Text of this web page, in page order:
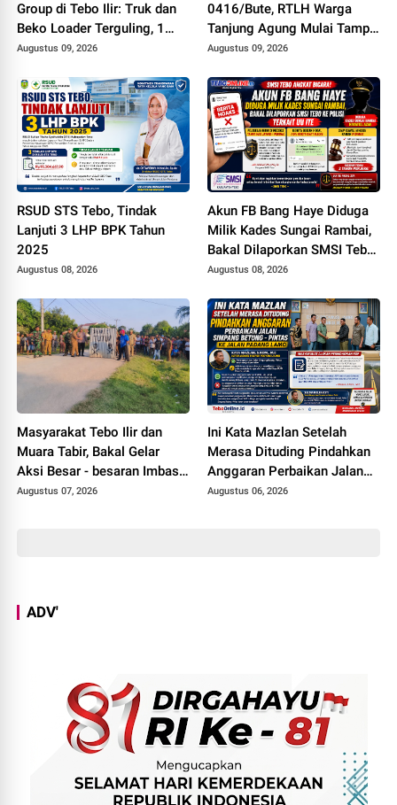
Group di Tebo Ilir: Truk dan
Beko Loader Terguling, 1
Karyawan MD
Augustus 09, 2026
0416/Bute, RTLH Warga
Tanjung Agung Mulai Tampil
Lebih Rapi dan Layak Huni
Augustus 09, 2026
RSUD STS Tebo, Tindak
Lanjuti 3 LHP BPK Tahun
2025
Augustus 08, 2026
Akun FB Bang Haye Diduga
Milik Kades Sungai Rambai,
Bakal Dilaporkan SMSI Tebo
ke Polisi Terkait UU ITE
Augustus 08, 2026
Masyarakat Tebo Ilir dan
Muara Tabir, Bakal Gelar
Aksi Besar - besaran Imbas
Jalan Simpang Betung -
Augustus 07, 2026
Ini Kata Mazlan Setelah
Merasa Dituding Pindahkan
Anggaran Perbaikan Jalan
Simpang Betung - Pintas ke
Augustus 06, 2026
ADV'